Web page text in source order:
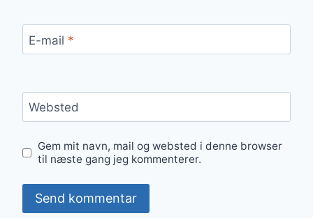
E-mail *
Websted
Gem mit navn, mail og websted i denne browser
til næste gang jeg kommenterer.